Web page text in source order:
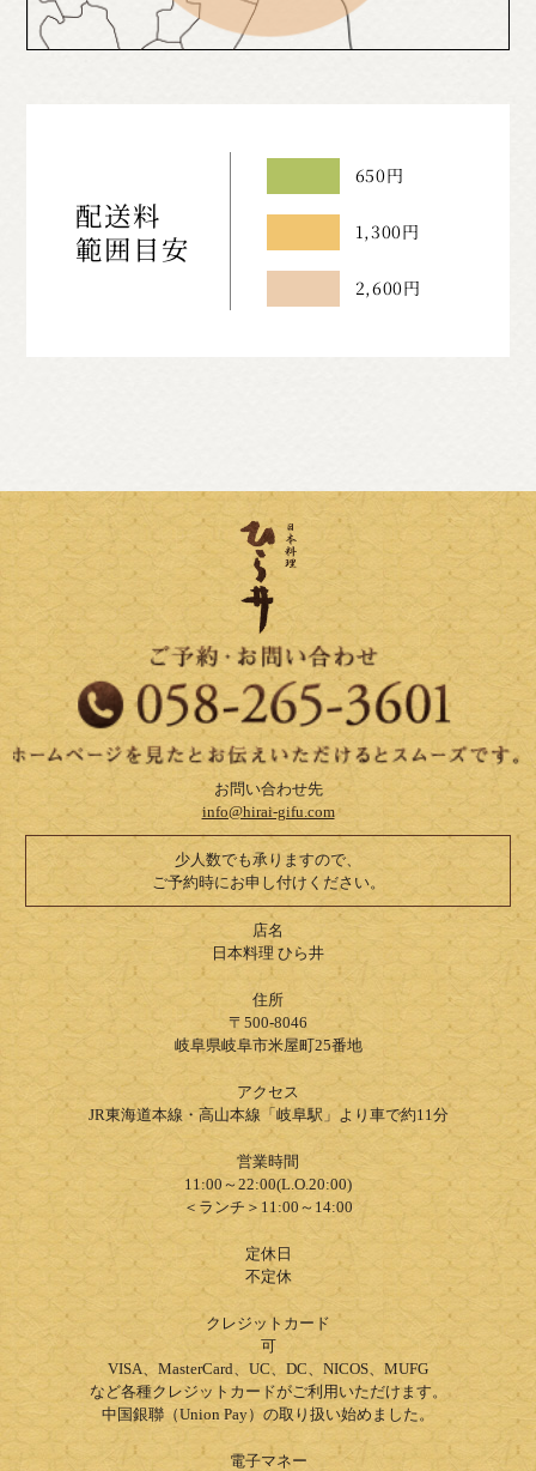
配送料
範囲目安
650円
1,300円
2,600円
お問い合わせ先
info@hirai-gifu.com
少人数でも承りますので、
ご予約時にお申し付けください。
店名
日本料理 ひら井
住所
〒500-8046
岐阜県岐阜市米屋町25番地
アクセス
JR東海道本線・高山本線「岐阜駅」より車で約11分
営業時間
11:00～22:00(L.O.20:00)
＜ランチ＞11:00～14:00
定休日
不定休
クレジットカード
可
VISA、MasterCard、UC、DC、NICOS、MUFG
など各種クレジットカードがご利用いただけます。
中国銀聯（Union Pay）の取り扱い始めました。
電子マネー